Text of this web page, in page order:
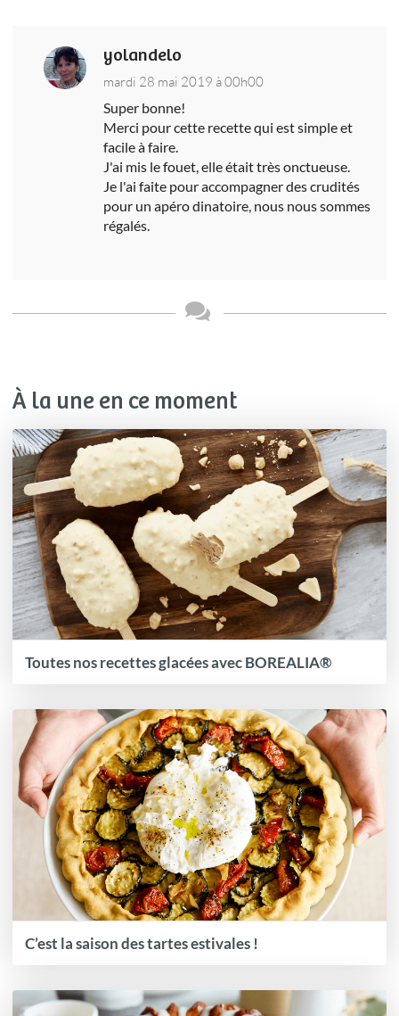
yolandelo
mardi 28 mai 2019 à 00h00
Super bonne!
Merci pour cette recette qui est simple et
facile à faire.
J'ai mis le fouet, elle était très onctueuse.
Je l'ai faite pour accompagner des crudités
pour un apéro dinatoire, nous nous sommes
régalés.
À la une en ce moment
Toutes nos recettes glacées avec BOREALIA®
C’est la saison des tartes estivales !